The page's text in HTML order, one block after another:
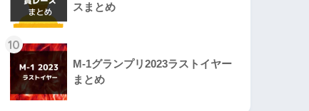
スまとめ
10
M-1グランプリ2023ラストイヤー
まとめ